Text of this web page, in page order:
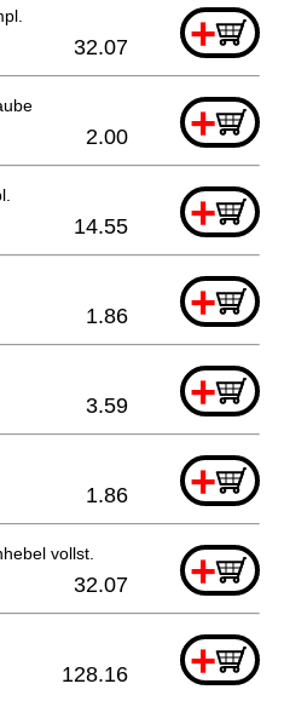
+
32.07
+
2.00
+
14.55
+
1.86
+
3.59
+
1.86
vollst. +
32.07
+
128.16